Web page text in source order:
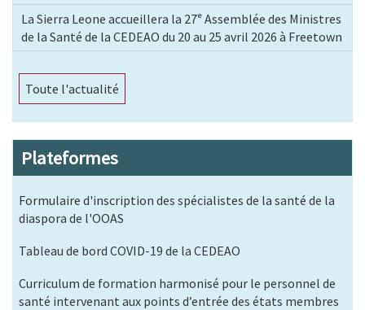
La Sierra Leone accueillera la 27ᵉ Assemblée des Ministres
de la Santé de la CEDEAO du 20 au 25 avril 2026 à Freetown
Toute l'actualité
Plateformes
Formulaire d'inscription des spécialistes de la santé de la
diaspora de l'OOAS
Tableau de bord COVID-19 de la CEDEAO
Curriculum de formation harmonisé pour le personnel de
santé intervenant aux points d’entrée des états membres